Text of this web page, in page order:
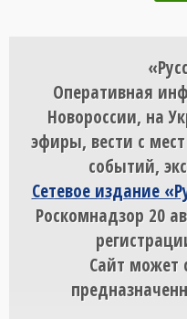
Оперативная
Новороссии, на
эфиры, вести с
событий,
Сетевое издание
Роскомнадзор 20
Сайт может